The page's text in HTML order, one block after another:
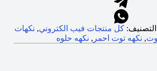
التصنيف: كل منتجات فيب الكتروني, نكهات
, نكهه توت احمر , نكهه حلوه